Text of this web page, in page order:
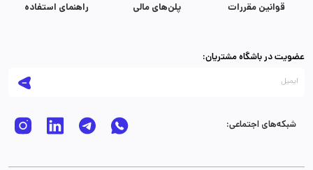
راهنمای استفاده پلن‌های مالی قوانین مقررات
عضویت در باشگاه مشتریان:
شبکه‌های اجتماعی: